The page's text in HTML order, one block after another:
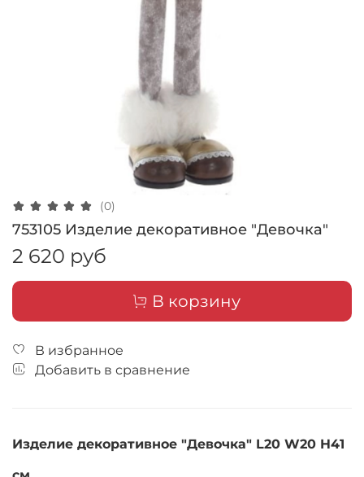
(0)
753105 Изделие декоративное "Девочка"
2 620 руб
В корзину
В избранное
Добавить в сравнение
Изделие декоративное "Девочка" L20 W20 H41